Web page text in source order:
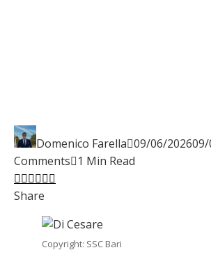
Domenico Farella 09/06/2026
Comments 1 Min Read
Facebook
Twitter
LinkedIn
Pinterest
Stumbleupon
Share
Copyright: SSC Bari